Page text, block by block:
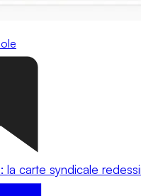
la carte syndicale